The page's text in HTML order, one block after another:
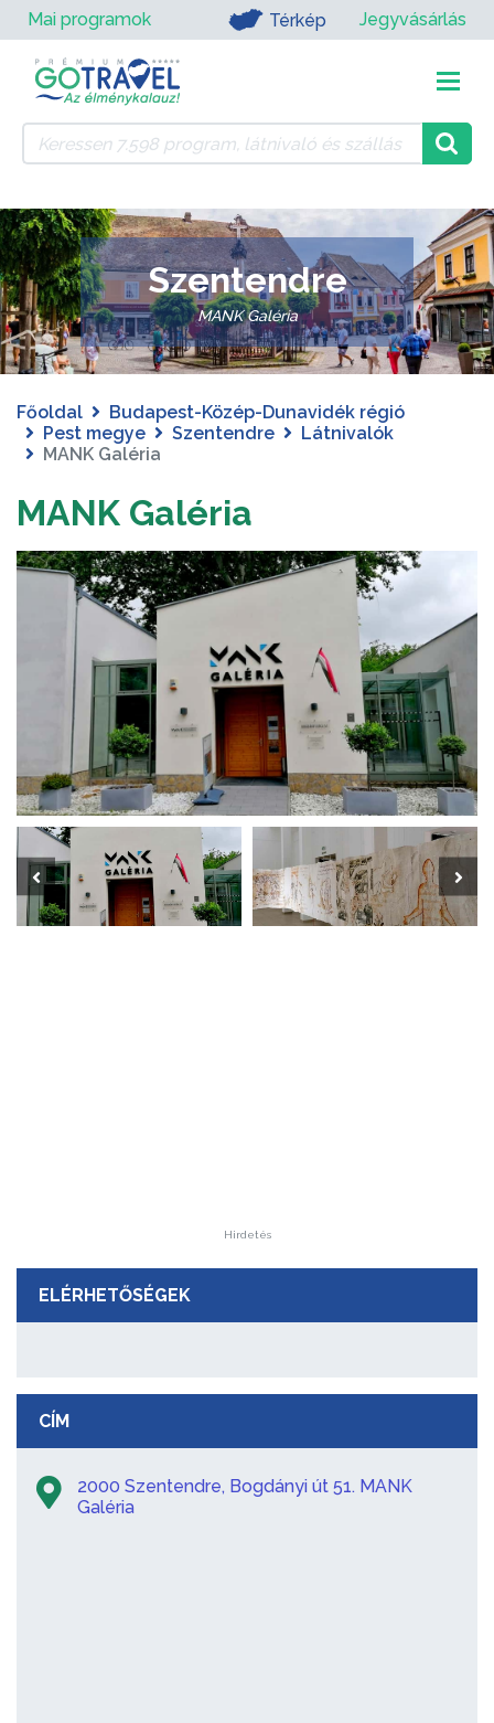
Mai programok Térkép Jegyvásárlás
Szentendre
MANK Galéria
Főoldal
Budapest-Közép-Dunavidék régió
Pest megye
Szentendre
Látnivalók
MANK Galéria
MANK Galéria
Hirdetés
ELÉRHETŐSÉGEK
CÍM
2000 Szentendre, Bogdányi út 51. MANK
Galéria